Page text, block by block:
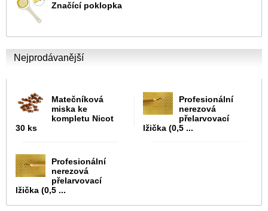
Značící poklopka
Nejprodávanější
Matečníková
miska ke
kompletu Nicot
30 ks
Profesionální
nerezová
přelarvovací
lžička (0,5 ...
Profesionální
nerezová
přelarvovací
lžička (0,5 ...